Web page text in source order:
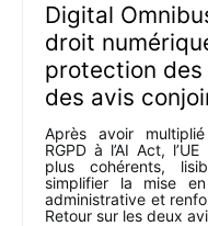
Digital
droit
protection des
des avis
Après avoir
RGPD à l’AI Act,
plus cohérents,
simplifier la mise
administrative et
Retour sur les deux